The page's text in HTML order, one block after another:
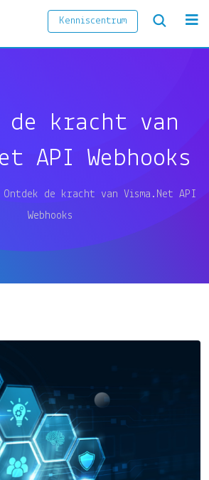
Kenniscentrum
de kracht van
API Webhooks
Ontdek de kracht van Visma.Net API
Webhooks